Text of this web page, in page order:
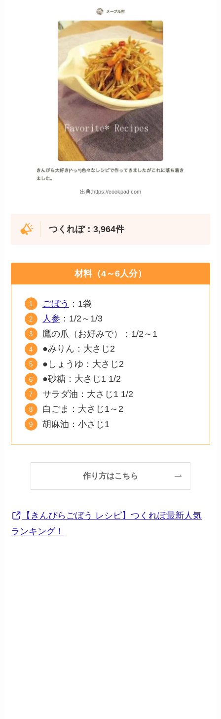
出典:https://cookpad.com
つくれぽ：3,964件
材料（4～6人分）
ごぼう ：1袋
人参 ：1/2～1/3
鷹の爪（お好みで）：1/2～1
●みりん：大さじ2
●しょうゆ：大さじ2
●砂糖：大さじ1 1/2
サラダ油：大さじ1 1/2
白ごま：大さじ1～2
胡麻油：小さじ1
作り方はこちら
【きんぴらごぼう レシピ】つくれぽ最新人気
ランキング！